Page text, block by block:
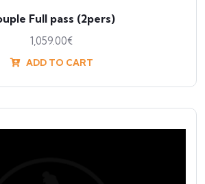
Full pass (2pers)
1,059.00€
ADD TO CART